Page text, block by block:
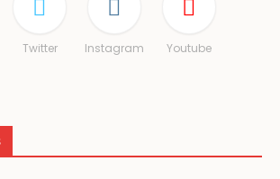
Twitter Instagram Youtube